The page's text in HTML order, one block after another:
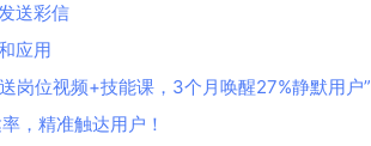
送彩信
应用
岗位视频+技能课，3个月唤醒27%静默用户”
，精准触达用户！